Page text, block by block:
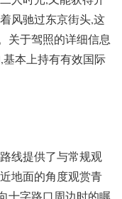
风驰过东京街头,这
关于驾照的详细信息
基本上持有有效国际
线提供了与常规观
地面的角度观赏青